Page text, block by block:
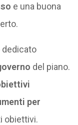
e una buona
dedicato
del piano.
per
obiettivi.